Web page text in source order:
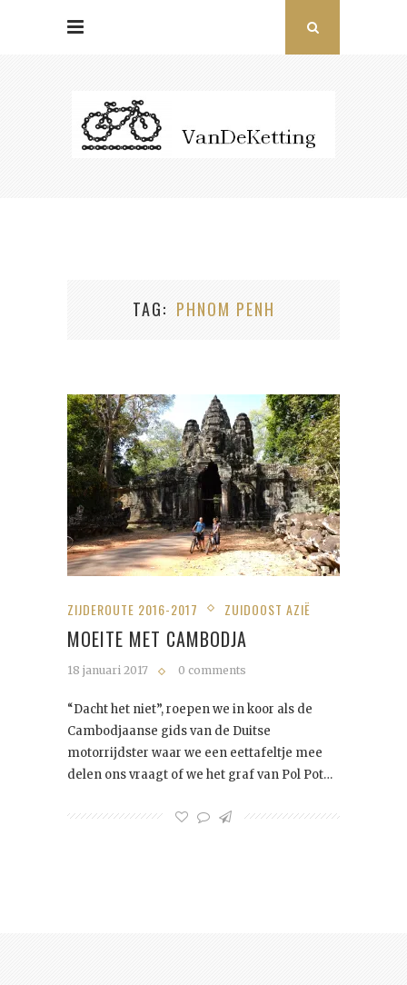
TAG PHNOM PENH
ZIJDEROUTE 2016-2017 ZUIDOOST AZIË
MOEITE MET CAMBODJA
18 januari 2017 0 comments
“Dacht het niet”, roepen we in koor als de
Cambodjaanse gids van de Duitse
motorrijdster waar we een eettafeltje mee
delen ons vraagt of we het graf van Pol Pot…